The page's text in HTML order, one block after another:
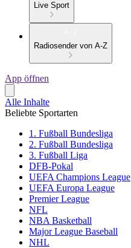
Live Sport
Radiosender von A-Z
App öffnen
Alle Inhalte
Beliebte Sportarten
1. Fußball Bundesliga
2. Fußball Bundesliga
3. Fußball Liga
DFB-Pokal
UEFA Champions League
UEFA Europa League
Premier League
NFL
NBA Basketball
Major League Baseball
NHL